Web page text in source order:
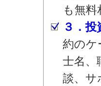
も無
３．
約のケ
士名、
談、サ